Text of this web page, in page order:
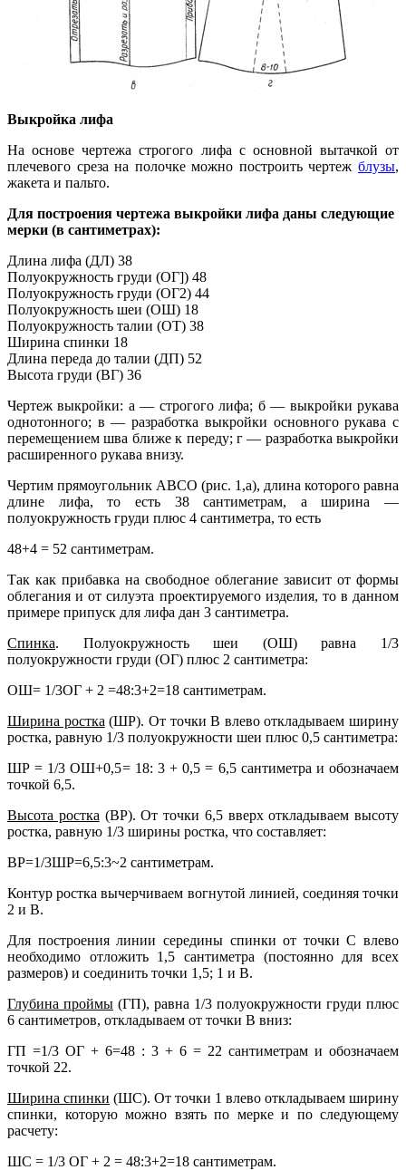
Выкройка лифа
На основе чертежа строгого лифа с основной вытачкой от
плечевого среза на полочке можно построить чертеж блузы,
жакета и пальто.
Для построения чертежа выкройки лифа даны следующие
мерки (в сантиметрах):
Длина лифа (ДЛ) 38
Полуокружность груди (ОГ]) 48
Полуокружность груди (ОГ2) 44
Полуокружность шеи (ОШ) 18
Полуокружность талии (ОТ) 38
Ширина спинки 18
Длина переда до талии (ДП) 52
Высота груди (ВГ) 36
Чертеж выкройки: а — строгого лифа; б — выкройки рукава
однотонного; в — разработка выкройки основного рукава с
перемещением шва ближе к переду; г — разработка выкройки
расширенного рукава внизу.
Чертим прямоугольник АВСО (рис. 1,а), длина которого равна
длине лифа, то есть 38 сантиметрам, а ширина —
полуокружность груди плюс 4 сантиметра, то есть
48+4 = 52 сантиметрам.
Так как прибавка на свободное облегание зависит от формы
облегания и от силуэта проектируемого изделия, то в данном
примере припуск для лифа дан 3 сантиметра.
Спинка. Полуокружность шеи (ОШ) равна 1/3
полуокружности груди (ОГ) плюс 2 сантиметра:
ОШ= 1/3ОГ + 2 =48:3+2=18 сантиметрам.
Ширина ростка (ШР). От точки В влево откладываем ширину
ростка, равную 1/3 полуокружности шеи плюс 0,5 сантиметра:
ШР = 1/3 ОШ+0,5= 18: 3 + 0,5 = 6,5 сантиметра и обозначаем
точкой 6,5.
Высота ростка (ВР). От точки 6,5 вверх откладываем высоту
ростка, равную 1/3 ширины ростка, что составляет:
ВР=1/3ШР=6,5:3~2 сантиметрам.
Контур ростка вычерчиваем вогнутой линией, соединяя точки
2 и В.
Для построения линии середины спинки от точки С влево
необходимо отложить 1,5 сантиметра (постоянно для всех
размеров) и соединить точки 1,5; 1 и В.
Глубина проймы (ГП), равна 1/3 полуокружности груди плюс
6 сантиметров, откладываем от точки В вниз:
ГП =1/3 ОГ + 6=48 : 3 + 6 = 22 сантиметрам и обозначаем
точкой 22.
Ширина спинки (ШС). От точки 1 влево откладываем ширину
спинки, которую можно взять по мерке и по следующему
расчету:
ШС = 1/3 ОГ + 2 = 48:3+2=18 сантиметрам.